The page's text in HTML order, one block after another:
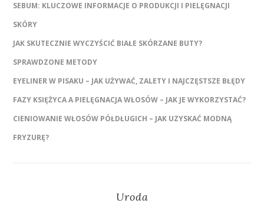
SEBUM: KLUCZOWE INFORMACJE O PRODUKCJI I PIELĘGNACJI
SKÓRY
JAK SKUTECZNIE WYCZYŚCIĆ BIAŁE SKÓRZANE BUTY?
SPRAWDZONE METODY
EYELINER W PISAKU – JAK UŻYWAĆ, ZALETY I NAJCZĘSTSZE BŁĘDY
FAZY KSIĘŻYCA A PIELĘGNACJA WŁOSÓW – JAK JE WYKORZYSTAĆ?
CIENIOWANIE WŁOSÓW PÓŁDŁUGICH – JAK UZYSKAĆ MODNĄ
FRYZURĘ?
Uroda